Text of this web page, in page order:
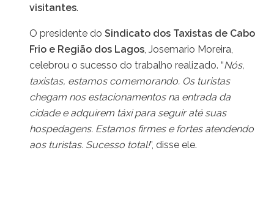
visitantes.
O presidente doSindicato dos Taxistas de Cabo
Frio e Região dos Lagos , Josemario Moreira,
celebrou o sucesso do trabalho realizado. “Nós,
taxistas, estamos comemorando. Os turistas
chegam nos estacionamentos na entrada da
cidade e adquirem táxi para seguir até suas
hospedagens. Estamos firmes e fortes atendendo
aos turistas. Sucesso total!”, disse ele.